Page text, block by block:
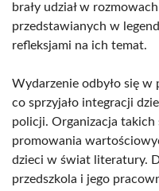
brały udział w
przedstawianych w
refleksjami na ich temat.
Wydarzenie odbyło się w
co sprzyjało integracji
policji. Organizacja takich
promowania
dzieci w świat literatury.
przedszkola i jego